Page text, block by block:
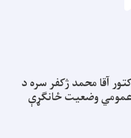
آقا محمد ژکفر سره د
عمومي وضعیت ځانګړې